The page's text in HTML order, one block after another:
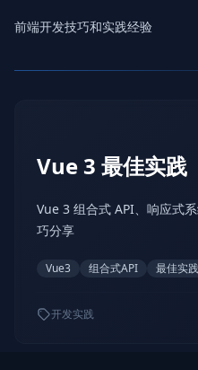
前端开发技巧和实践经验
Vue 3 最佳实践
Vue 3 组合式 API、响应式
巧分享
Vue3 组合式API 最佳实践
开发实践